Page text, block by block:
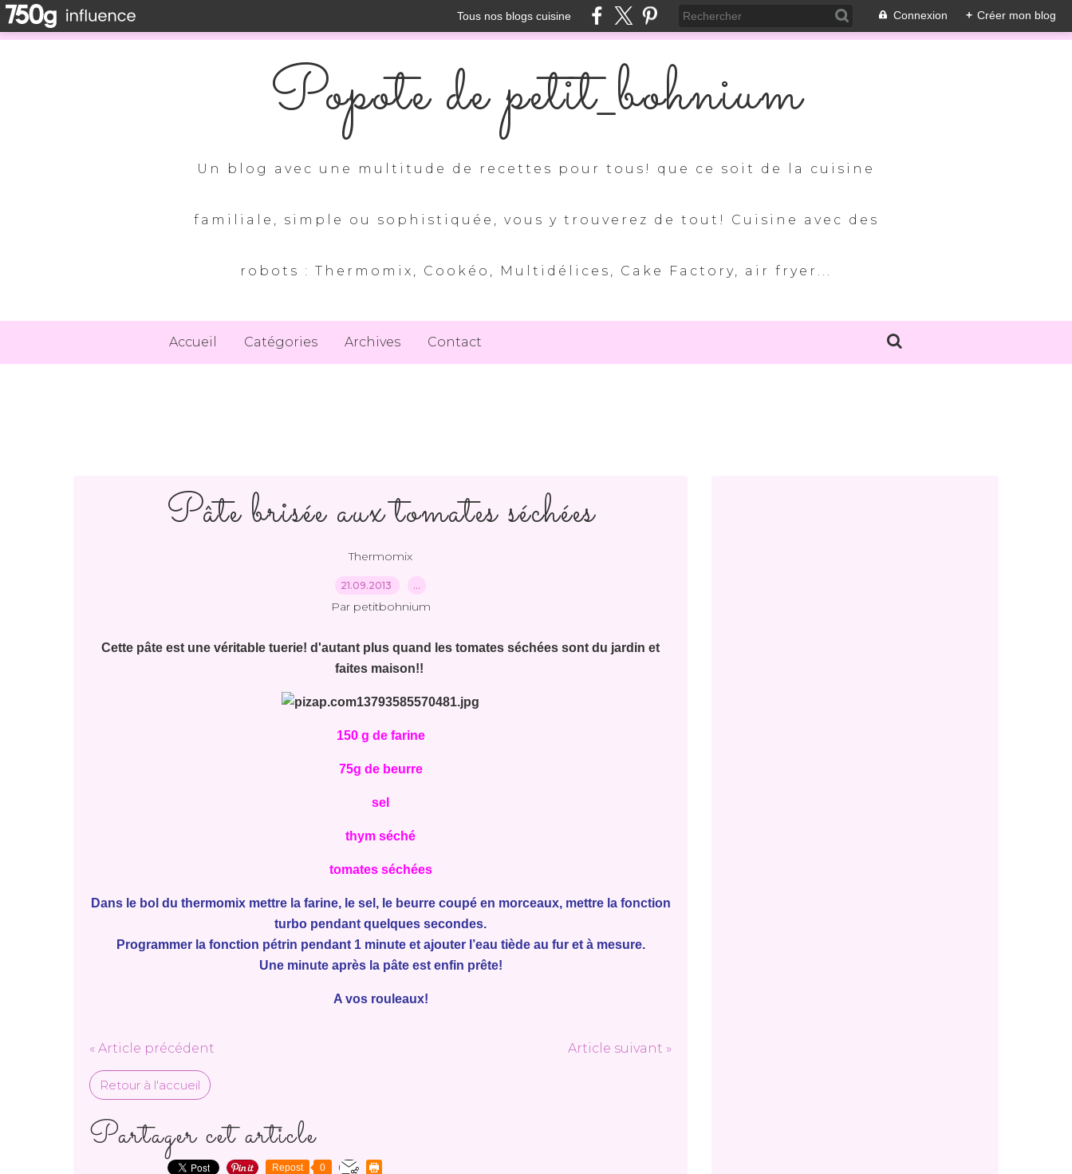
Tous nos blogs cuisine Connexion + Créer mon blog
Popote de petit_bohnium
Un blog avec une multitude de recettes pour tous! que ce soit de la cuisine
familiale, simple ou sophistiquée, vous y trouverez de tout! Cuisine avec des
robots : Thermomix, Cookéo, Multidélices, Cake Factory, air fryer...
Accueil Catégories Archives Contact
Pâte brisée aux tomates séchées
Thermomix
21.09.2013 …
Par petitbohnium
Cette pâte est une véritable tuerie! d'autant plus quand les tomates séchées sont du jardin et
faites maison!!
150 g de farine
75g de beurre
sel
thym séché
tomates séchées
Dans le bol du thermomix mettre la farine, le sel, le beurre coupé en morceaux, mettre la fonction
turbo pendant quelques secondes.
Programmer la fonction pétrin pendant 1 minute et ajouter l’eau tiède au fur et à mesure.
Une minute après la pâte est enfin prête!
A vos rouleaux!
« Article précédent Article suivant »
Retour à l'accueil
Partager cet article
Repost 0